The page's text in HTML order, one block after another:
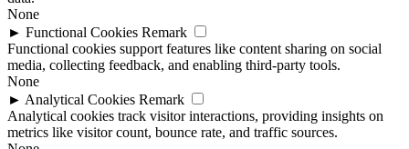
None
► Functional Cookies Remark
Functional cookies support features like content sharing on social
media, collecting feedback, and enabling third-party tools.
None
► Analytical Cookies Remark
Analytical cookies track visitor interactions, providing insights on
metrics like visitor count, bounce rate, and traffic sources.